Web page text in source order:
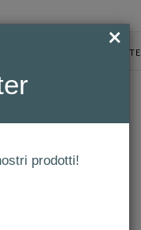
ACCESSO UTENTE
×
prodotti!